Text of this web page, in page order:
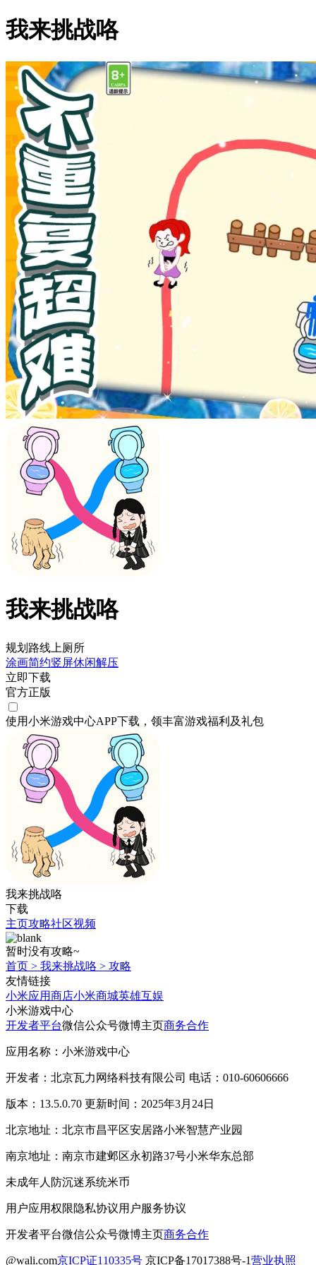
我来挑战咯
我来挑战咯
规划路线上厕所
涂画简约竖屏休闲解压
立即下载
官方正版
使用小米游戏中心APP下载 ，领丰富游戏福利 及礼包
我来挑战咯
下载
主页攻略社区视频
暂时没有攻略~
首页 > 我来挑战咯 > 攻略
友情链接
小米应用商店小米商城英雄互娱
小米游戏中心
开发者平台微信公众号微博主页商务合作
应用名称：小米游戏中心
开发者：北京瓦力网络科技有限公司 电话：010-60606666
版本：13.5.0.70 更新时间：2025年3月24日
北京地址：北京市昌平区安居路小米智慧产业园
南京地址：南京市建邺区永初路37号小米华东总部
未成年人防沉迷系统米币
用户应用权限隐私协议用户服务协议
开发者平台微信公众号微博主页商务合作
@wali.com京ICP证110335号 京ICP备17017388号-1营业执照